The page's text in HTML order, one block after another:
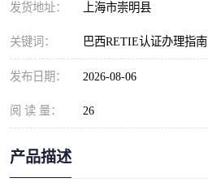
发货地址： 上海市崇明县
关键词： 巴西RETIE认证办理指南
发布日期： 2026-08-06
阅 读 量： 26
产品描述